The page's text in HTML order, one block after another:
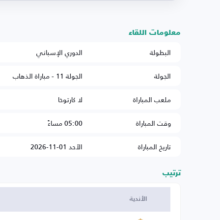
معلومات اللقاء
البطولة
الدوري الإسباني
الجولة
الجولة 11 - مباراة الذهاب
ملعب المباراة
لا كارتوخا
وقت المباراة
05:00 مساءً
تاريخ المباراة
الأحد 01-11-2026
ترتيب
الأندية